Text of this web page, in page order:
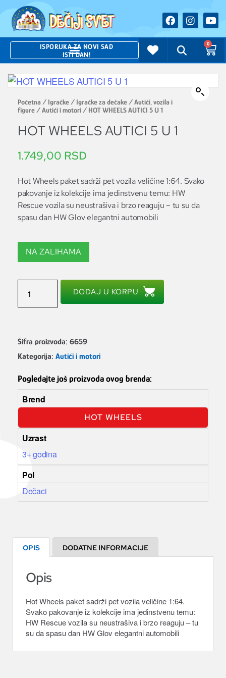
ISPORUKA ZA NOVI SAD
ISTI DAN!
0
Početna / Igračke / Igračke za dečake /Autići, vozila i
figure /Autići i motori / HOT WHEELS AUTICI 5 U 1
HOT WHEELS AUTICI 5 U 1
1.749,00 RSD
Hot Wheels paket sadrži pet vozila veličine 1:64. Svako
pakovanje iz kolekcije ima jedinstvenu temu: HW
Rescue vozila su neustrašiva i brzo reaguju – tu su da
spasu dan HW Glov elegantni automobili
NA ZALIHAMA
DODAJ U KORPU
Šifra proizvoda: 6659
Kategorija: Autići i motori
Pogledajte još proizvoda ovog brenda:
Brend
HOT WHEELS
Uzrast
3+ godina
Pol
Dečaci
OPIS DODATNE INFORMACIJE
Opis
Hot Wheels paket sadrži pet vozila veličine 1:64.
Svako pakovanje iz kolekcije ima jedinstvenu temu:
HW Rescue vozila su neustrašiva i brzo reaguju – tu
su da spasu dan HW Glov elegantni automobili